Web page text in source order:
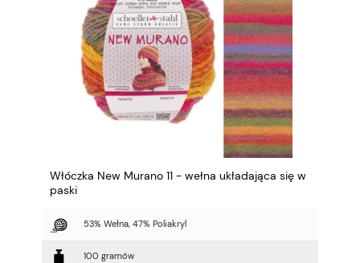
Włóczka New Murano 11 - wełna układająca się w
paski
53% Wełna, 47% Poliakryl
100 gramów